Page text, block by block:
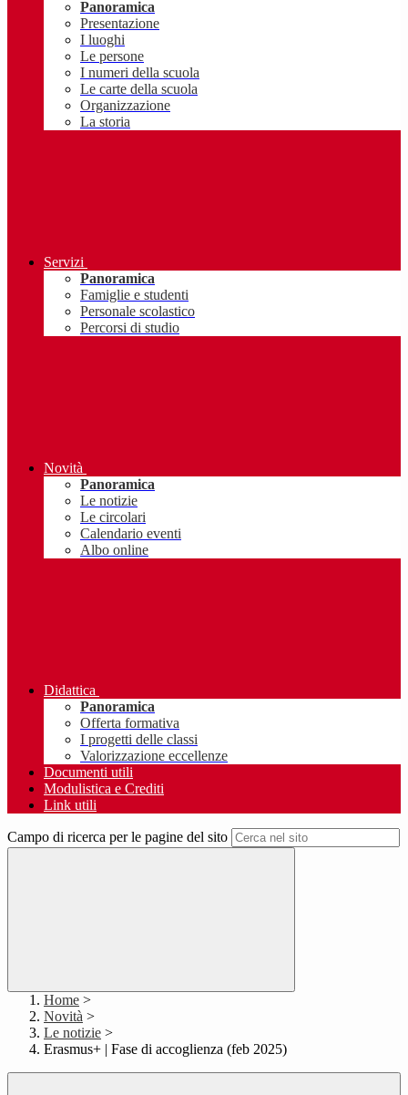
Panoramica
Presentazione
I luoghi
Le persone
I numeri della scuola
Le carte della scuola
Organizzazione
La storia
Servizi
Panoramica
Famiglie e studenti
Personale scolastico
Percorsi di studio
Novità
Panoramica
Le notizie
Le circolari
Calendario eventi
Albo online
Didattica
Panoramica
Offerta formativa
I progetti delle classi
Valorizzazione eccellenze
Documenti utili
Modulistica e Crediti
Link utili
Campo di ricerca per le pagine del sito
Home >
Novità >
Le notizie >
Erasmus+ | Fase di accoglienza (feb 2025)